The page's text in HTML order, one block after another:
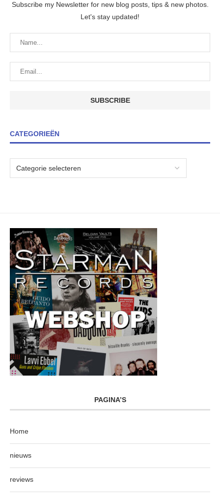
Subscribe my Newsletter for new blog posts, tips & new photos.
Let's stay updated!
CATEGORIEËN
PAGINA’S
Home
nieuws
reviews